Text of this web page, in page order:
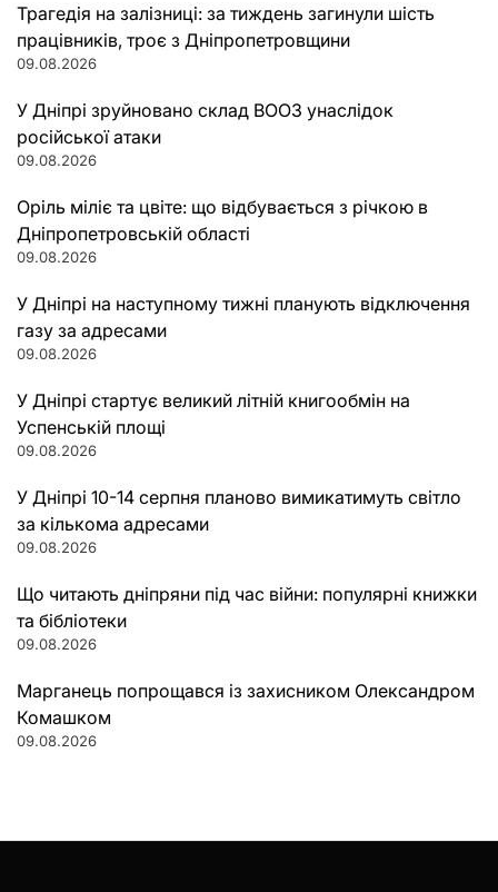
Трагедія на залізниці: за тиждень загинули шість
працівників, троє з Дніпропетровщини
09.08.2026
У Дніпрі зруйновано склад ВООЗ унаслідок
російської атаки
09.08.2026
Оріль міліє та цвіте: що відбувається з річкою в
Дніпропетровській області
09.08.2026
У Дніпрі на наступному тижні планують відключення
газу за адресами
09.08.2026
У Дніпрі стартує великий літній книгообмін на
Успенській площі
09.08.2026
У Дніпрі 10-14 серпня планово вимикатимуть світло
за кількома адресами
09.08.2026
Що читають дніпряни під час війни: популярні книжки
та бібліотеки
09.08.2026
Марганець попрощався із захисником Олександром
Комашком
09.08.2026